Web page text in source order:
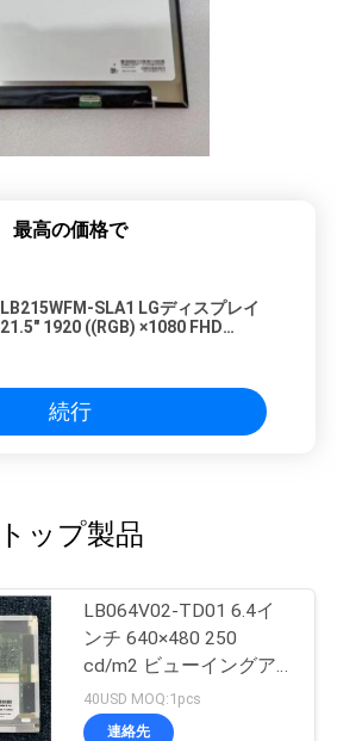
最高の価格で
LB215WFM-SLA1 LGディスプレイ
21.5" 1920 ((RGB) ×1080 FHD
続行
トップ製品
LB064V02-TD01 6.4イ
ンチ 640×480 250
cd/m2 ビューイングア
ングル 65/65/50/60
TFT-LCD,LCM
40USD MOQ:1pcs
連絡先